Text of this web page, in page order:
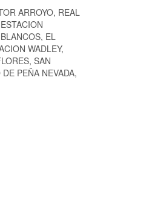
ARROYO, REAL
EL
WADLEY,
SAN
PEÑA NEVADA,